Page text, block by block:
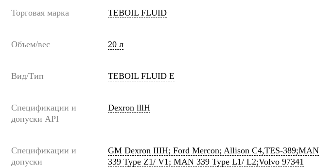
Торговая марка TEBOIL FLUID
Объем/вес 20 л
Вид/Тип TEBOIL FLUID E
Спецификации и
допуски API
Dexron lllH
Спецификации и
допуски
GM Dexron IIIH; Ford Mercon; Allison C4,TES-389;MAN
339 Type Z1/ V1; MAN 339 Type L1/ L2;Volvo 97341